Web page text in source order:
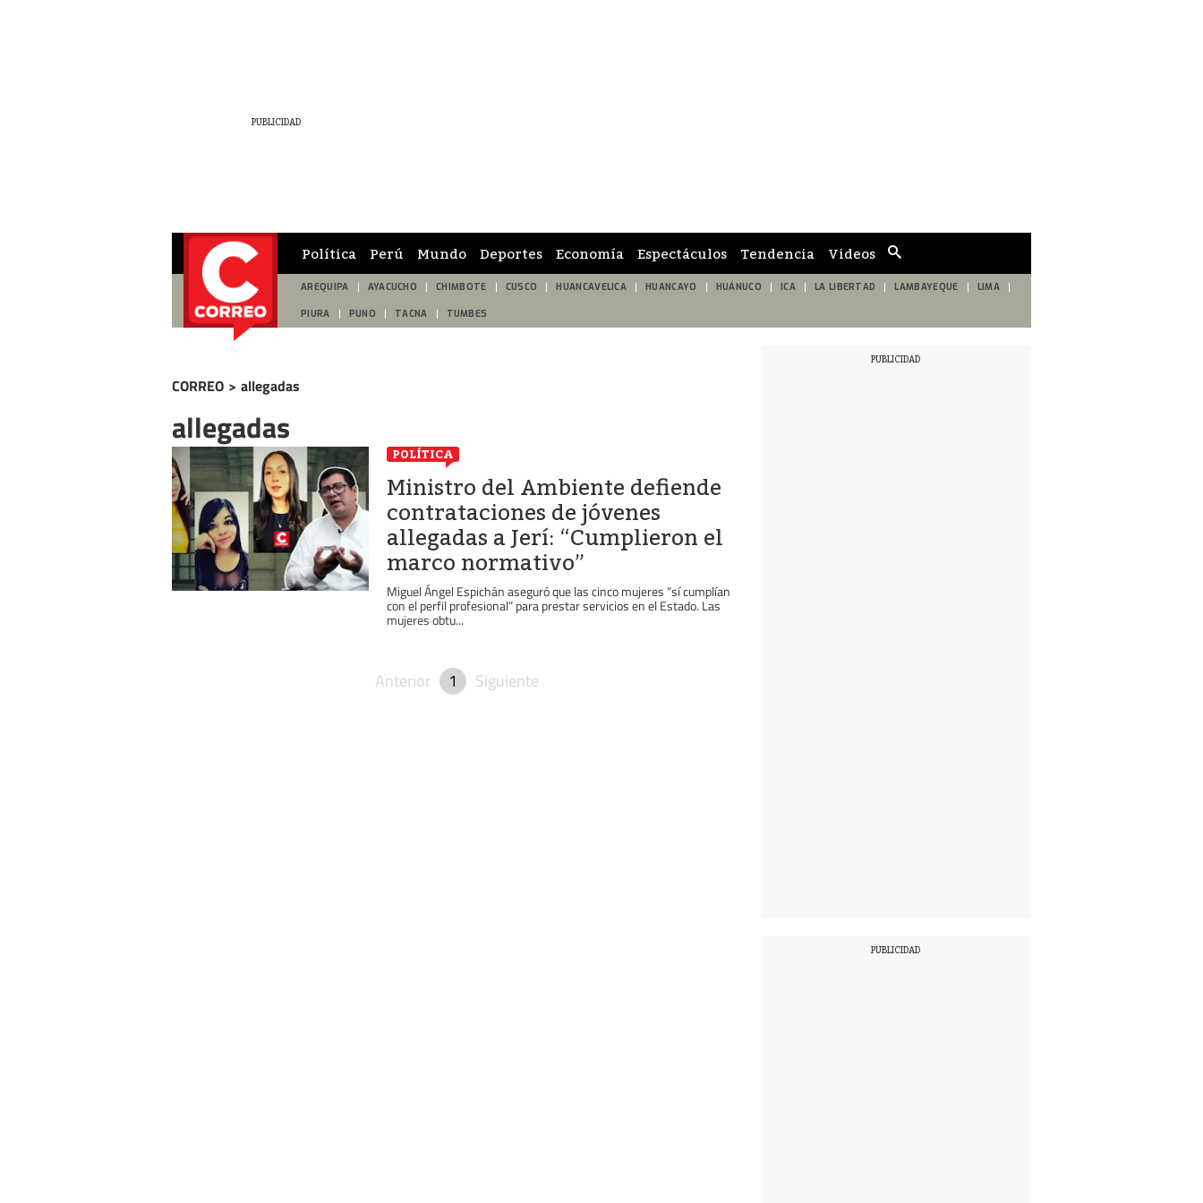
de
búsqueda
Política Perú Mundo Deportes Economía Espectáculos Tendencia Videos
AREQUIPA AYACUCHO CHIMBOTE CUSCO HUANCAVELICA HUANCAYO HUÁNUCO ICA LA LIBERTAD LAMBAYEQUE LIMA
PIURA PUNO TACNA TUMBES
CORREO > allegadas
allegadas
POLÍTICA
Ministro del Ambiente defiende
contrataciones de jóvenes
allegadas a Jerí: “Cumplieron el
marco normativo”
Miguel Ángel Espichán aseguró que las cinco mujeres “sí cumplían
con el perfil profesional” para prestar servicios en el Estado. Las
mujeres obtu...
Anterior 1 Siguiente